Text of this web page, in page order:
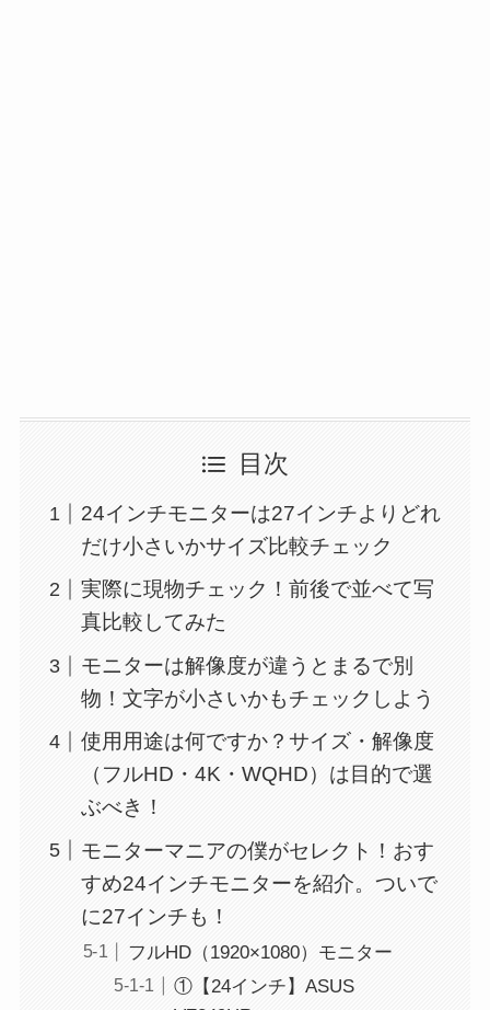
目次
24インチモニターは27インチよりどれ
だけ小さいかサイズ比較チェック
実際に現物チェック！前後で並べて写
真比較してみた
モニターは解像度が違うとまるで別
物！文字が小さいかもチェックしよう
使用用途は何ですか？サイズ・解像度
（フルHD・4K・WQHD）は目的で選
ぶべき！
モニターマニアの僕がセレクト！おす
すめ24インチモニターを紹介。ついで
に27インチも！
フルHD（1920×1080）モニター
①【24インチ】ASUS